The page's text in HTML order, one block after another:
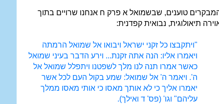
טוענים, שבשמואל א פרק ח אנחנו שרויים בתוך
תיאולוגית, נבואית קפדנית:
"ויתקבצו כל זקני ישראל ויבואו אל שמואל הרמתה
ויאמרו אליו: הנה אתה זקנת... וירע הדבר בעיני שמואל
כאשר אמרו תנה לנו מלך לשפטנו ויתפלל שמואל אל
ה'. ויאמר ה' אל שמואל: שמע בקול העם לכל אשר
יאמרו אליך כי לא אותך מאסו כי אותי מאסו ממלך
עליהם" וגו' (פס' ד ואילך).